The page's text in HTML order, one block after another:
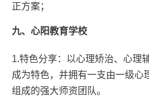
正方案；
九、心阳教育学校
1.特色分享：以心理矫治、心理
成为特色，并拥有一支由一级心
组成的强大师资团队。